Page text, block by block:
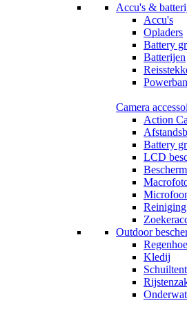
Accu's &
Accu's
Opladers
Battery
Batterijen
Camera
Action
Battery
LCD
Reiniging
Outdoor
Kledij